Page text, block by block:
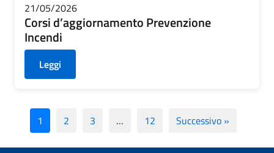
21/05/2026
Corsi d’aggiornamento Prevenzione
Incendi
Leggi
1 2 3 … 12 Successivo »